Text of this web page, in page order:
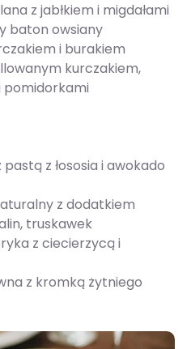
z jabłkiem i migdałami
baton owsiany
i burakiem
kurczakiem,
pomidorkami
z łososia i awokado
z dodatkiem
truskawek
z ciecierzycą i
z kromką żytniego